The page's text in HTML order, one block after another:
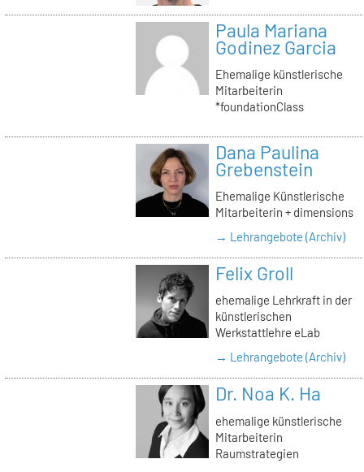
Paula Mariana
Godinez Garcia
Ehemalige künstlerische
Mitarbeiterin
*foundationClass
Dana Paulina
Grebenstein
Ehemalige Künstlerische
Mitarbeiterin + dimensions
→ Lehrangebote (Archiv)
Felix Groll
ehemalige Lehrkraft in der
künstlerischen
Werkstattlehre eLab
→ Lehrangebote (Archiv)
Dr. Noa K. Ha
ehemalige künstlerische
Mitarbeiterin
Raumstrategien